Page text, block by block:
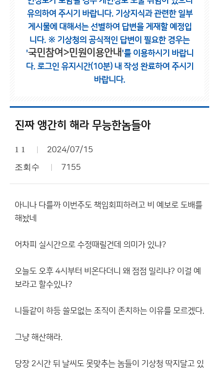
유의하여 주시기 바랍니다. 기상지식과 관련한 일부
게시물에 대해서는 선별하여 답변을 게재할 예정입
니다. ※ 기상청의 공식적인 답변이 필요한 경우는
'국민참여>민원이용안내 '를 이용하시기 바랍니
다. 로그인 유지시간(10분) 내 작성 완료하여 주시기
바랍니다.
진짜 앵간히 해라 무능한놈들아
1 1 2024/07/15
조회수 7155
아니나 다를까 이번주도 책임회피하려고 비 예보로 도배를
해놨네
어차피 실시간으로 수정때릴건데 의미가 있냐?
오늘도 오후 4시부터 비온다더니 왜 점점 밀리냐? 이걸 예
보라고 할수있나?
니들같이 하등 쓸모없는 조직이 존치하는 이유를 모르겠다.
그냥 해산해라.
당장 2시간 뒤 날씨도 못맞추는 놈들이 기상청 딱지달고 있